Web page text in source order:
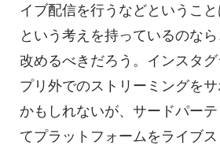
イブ配信を行うなどというこ
という考えを持っているのな
改めるべきだろう。インスタ
プリ外でのストリーミングを
かもしれないが、サードパー
てプラットフォームをライブ